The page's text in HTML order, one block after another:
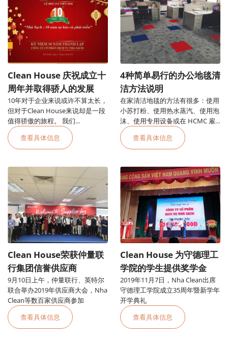
10年对于企业来说或许不算太长，
但对于Clean House来说却是一段
值得骄傲的旅程。 我们...
Clean House 庆祝成立十
周年并取得骄人的发展
查看具体信息
在家清洁地毯的方法有很多：使用
小苏打粉、使用热水蒸汽、使用泡
沫、使用专用设备或在 HCMC 雇
用办公室地毯清洁服务
4种简单易行的办公地毯清
洁方法说明
查看具体信息
9月10日上午，仲量联行、英特尔
联合举办2019年供应商大会，Nha
Clean等数百家供应商参加
Clean House荣获仲量联
行集团信誉供应商
查看具体信息
2019年11月7日，Nha Clean出席
守德理工学院成立35周年暨新学年
开学典礼
Clean House 为守德理工
学院的学生提供奖学金
查看具体信息